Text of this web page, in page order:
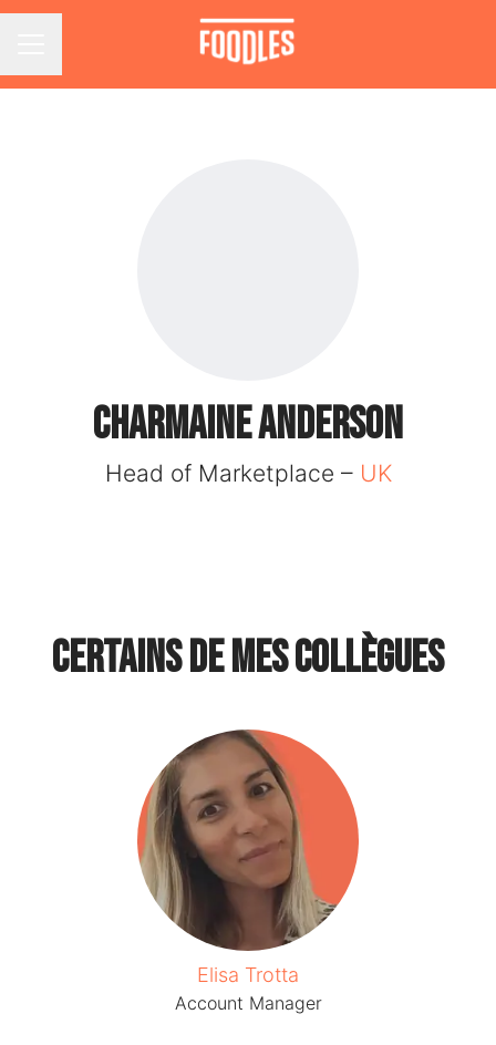
Charmaine ANDERSON
Head of Marketplace – UK
Certains de mes collègues
Elisa Trotta
Account Manager